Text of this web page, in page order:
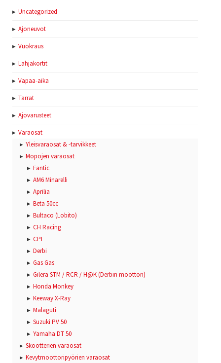
Uncategorized
Ajoneuvot
Vuokraus
Lahjakortit
Vapaa-aika
Tarrat
Ajovarusteet
Varaosat
Yleisvaraosat & -tarvikkeet
Mopojen varaosat
Fantic
AM6 Minarelli
Aprilia
Beta 50cc
Bultaco (Lobito)
CH Racing
CPI
Derbi
Gas Gas
Gilera STM / RCR / H@K (Derbin moottori)
Honda Monkey
Keeway X-Ray
Malaguti
Suzuki PV 50
Yamaha DT 50
Skootterien varaosat
Kevytmoottoripyörien varaosat